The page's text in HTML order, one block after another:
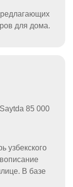
для дома.
85 000
узбекского
В базе